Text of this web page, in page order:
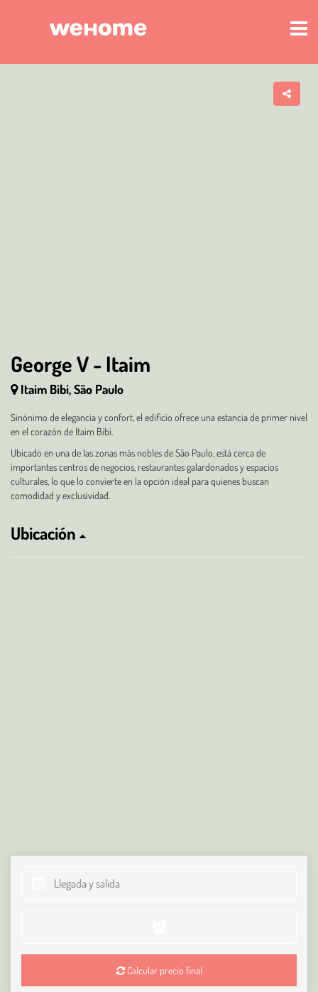
George V - Itaim
Itaim Bibi, São Paulo
Sinónimo de elegancia y confort, el edificio ofrece una estancia de primer nivel
en el corazón de Itaim Bibi.
Ubicado en una de las zonas más nobles de São Paulo, está cerca de
importantes centros de negocios, restaurantes galardonados y espacios
culturales, lo que lo convierte en la opción ideal para quienes buscan
comodidad y exclusividad.
Ubicación
Calcular precio final